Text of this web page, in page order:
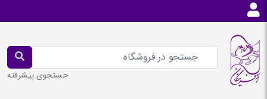
جستجوی پیشرفته